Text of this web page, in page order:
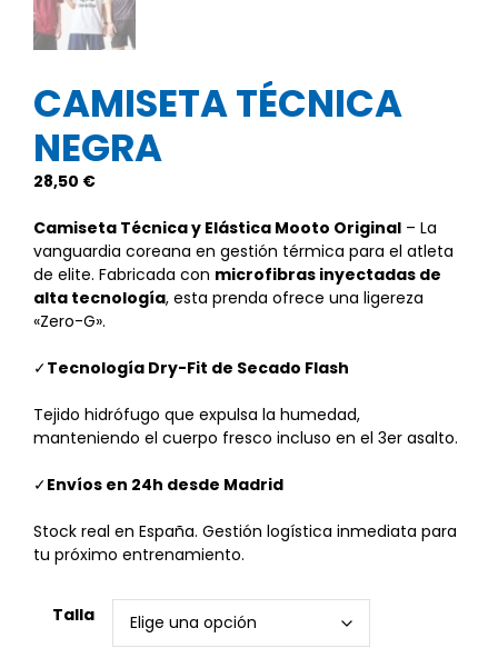
CAMISETA TÉCNICA
NEGRA
28,50 €
Camiseta Técnica y Elástica Mooto Original – La
vanguardia coreana en gestión térmica para el atleta
de elite. Fabricada con microfibras inyectadas de
alta tecnología, esta prenda ofrece una ligereza
«Zero-G».
✓Tecnología Dry-Fit de Secado Flash
Tejido hidrófugo que expulsa la humedad,
manteniendo el cuerpo fresco incluso en el 3er asalto.
✓Envíos en 24h desde Madrid
Stock real en España. Gestión logística inmediata para
tu próximo entrenamiento.
Talla